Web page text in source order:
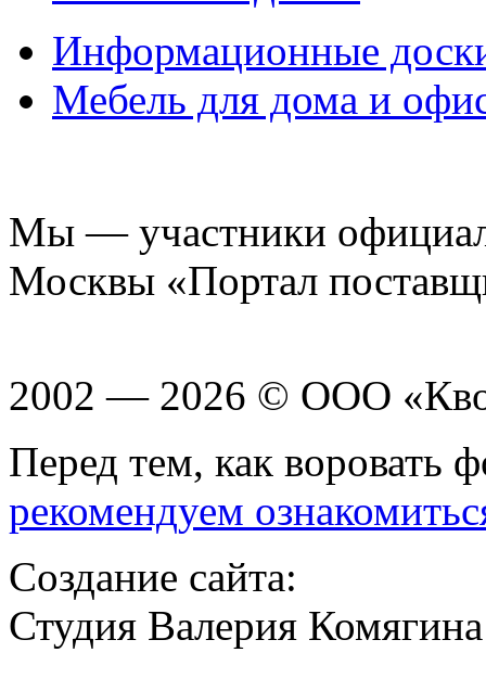
Информационные
Мебель для дома и
Мы — участники
Москвы «Портал
2002 — 2026 © ООО
Перед тем, как воровать
рекомендуем
Создание сайта:
Студия Валерия Комягина